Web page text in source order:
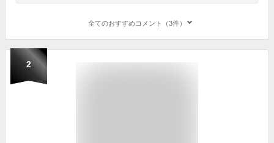
全てのおすすめコメント（3件）
2